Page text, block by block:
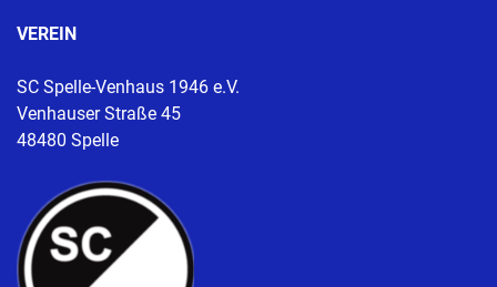
VEREIN
SC Spelle-Venhaus 1946 e.V.
Venhauser Straße 45
48480 Spelle